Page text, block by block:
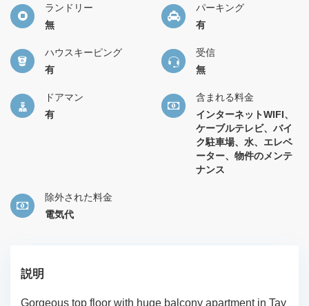
ランドリー
無
パーキング
有
ハウスキーピング
有
受信
無
ドアマン
有
含まれる料金
インターネットWIFI、
ケーブルテレビ、バイ
ク駐車場、水、エレベ
ーター、物件のメンテ
ナンス
除外された料金
電気代
説明
Gorgeous top floor with huge balcony apartment in Tay